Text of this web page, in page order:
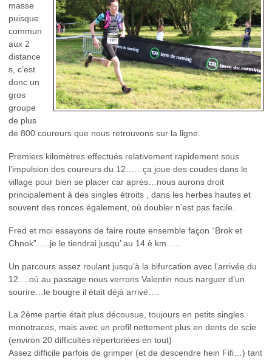
masse
puisque
commun
aux 2
distance
s, c’est
donc un
gros
groupe
de plus
de 800 coureurs que nous retrouvons sur la ligne.
Premiers kilomètres effectués relativement rapidement sous
l’impulsion des coureurs du 12……ça joue des coudes dans le
village pour bien se placer car après…nous aurons droit
principalement à des singles étroits , dans les herbes hautes et
souvent des ronces également, où doubler n’est pas facile.
Fred et moi essayons de faire route ensemble façon “Brok et
Chnok”…..je le tiendrai jusqu’ au 14 è km…..
Un parcours assez roulant jusqu’à la bifurcation avec l’arrivée du
12….où au passage nous verrons Valentin nous narguer d’un
sourire…le bougre il était déjà arrivé….
La 2ème partie était plus décousue, toujours en petits singles
monotraces, mais avec un profil nettement plus en dents de scie
(environ 20 difficultés répertoriées en tout)
Assez difficile parfois de grimper (et de descendre hein Fifi…) tant